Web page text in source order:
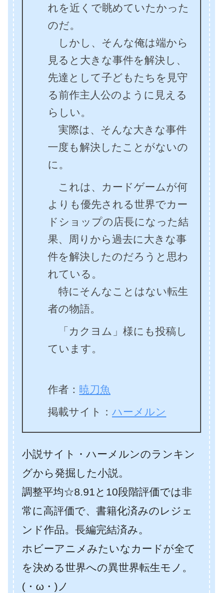
れを近くで眺めていたかった
のだ。
しかし、そんな俺は端から
見ると大きな事件を解決し、
先達として子どもたちを見守
る前作主人公のように見える
らしい。
実際は、そんな大きな事件
一度も解決したことがないの
に。
これは、カードゲームが何
よりも優先される世界でカー
ドショップの店長になった結
果、周りから過去に大きな事
件を解決したのだろうと思わ
れている。
特にそんなことはない転生
者の物語。
「カクヨム」様にも投稿し
ています。
作者： 暁刀魚
掲載サイト： ハーメルン
小説サイト・ハーメルンのランキン
グから発掘した小説。
調整平均☆8.91と10段階評価では非
常に高評価で、書籍化済みのレジェ
ンド作品。長編完結済み。
ホビーアニメみたいなカードが全て
を決める世界への異世界転生モノ。
(・ω・)ノ